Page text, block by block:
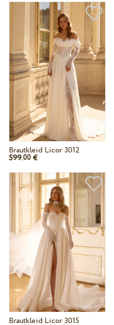
Brautkleid Licor 3012
599.00€
Brautkleid Licor 3015